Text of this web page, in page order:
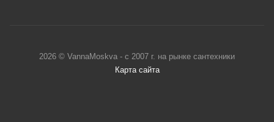
2026 © VannaMoskva - с 2007 г. на рынке сантехники
Карта сайта